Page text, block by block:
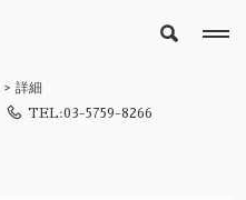
詳細
TEL:03-5759-8266